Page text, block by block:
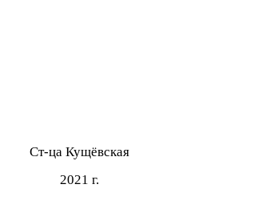
Ст-ца Кущёвская
2021 г.